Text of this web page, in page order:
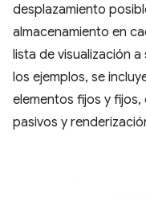
desplazamiento
almacenamiento en
lista de visualización
los ejemplos, se
elementos fijos y
pasivos y